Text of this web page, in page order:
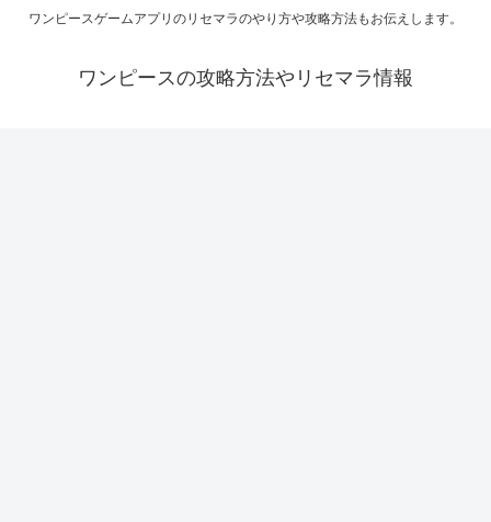
ワンピースゲームアプリのリセマラのやり方や攻略方法もお伝えします。
ワンピースの攻略方法やリセマラ情報